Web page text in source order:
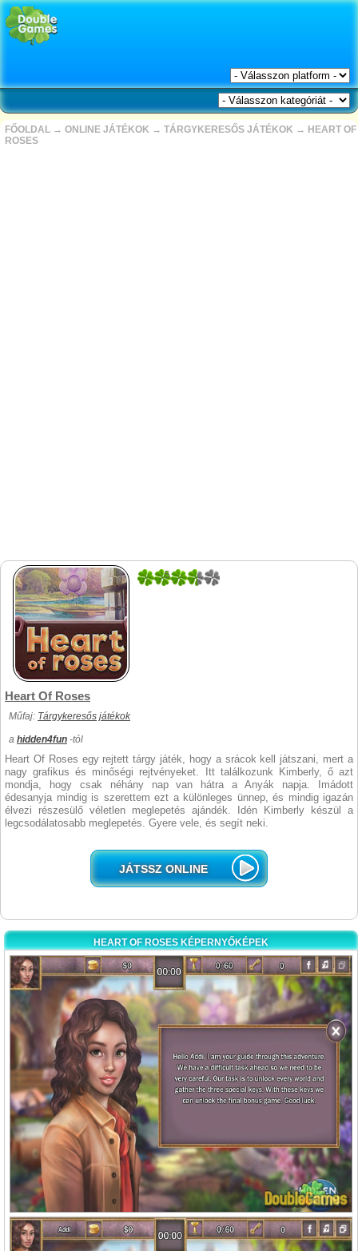
FŐOLDAL → ONLINE JÁTÉKOK → TÁRGYKERESŐS JÁTÉKOK → HEART OF
ROSES
5
Heart Of Roses
Műfaj: Tárgykeresős játékok
a hidden4fun -tól
Heart Of Roses egy rejtett tárgy játék, hogy a srácok kell játszani, mert a
nagy grafikus és minőségi rejtvényeket. Itt találkozunk Kimberly, ő azt
mondja, hogy csak néhány nap van hátra a Anyák napja. Imádott
édesanyja mindig is szerettem ezt a különleges ünnep, és mindig igazán
élvezi részesülő véletlen meglepetés ajándék. Idén Kimberly készül a
legcsodálatosabb meglepetés. Gyere vele, és segít neki.
JÁTSSZ ONLINE
HEART OF ROSES KÉPERNYŐKÉPEK